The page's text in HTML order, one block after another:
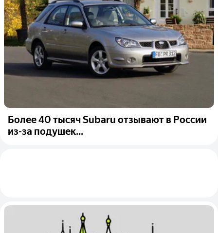
Более 40 тысяч Subaru отзывают в России
из-за подушек...